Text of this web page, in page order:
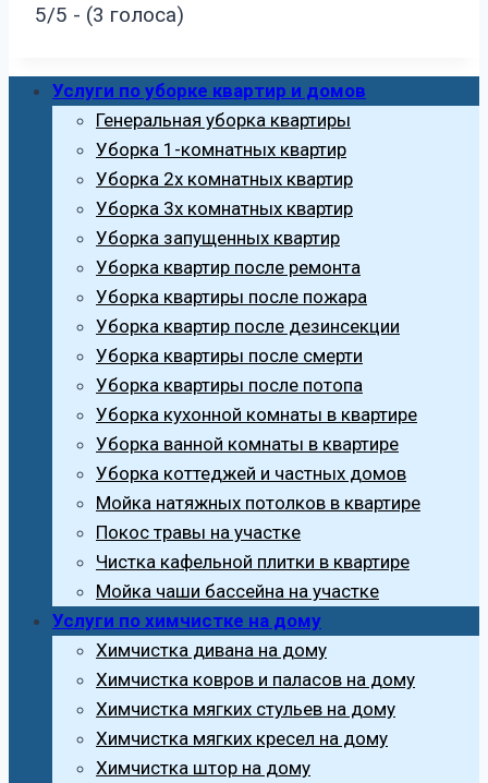
5/5 - (3 голоса)
Услуги по уборке квартир и домов
Генеральная уборка квартиры
Уборка 1-комнатных квартир
Уборка 2х комнатных квартир
Уборка 3х комнатных квартир
Уборка запущенных квартир
Уборка квартир после ремонта
Уборка квартиры после пожара
Уборка квартир после дезинсекции
Уборка квартиры после смерти
Уборка квартиры после потопа
Уборка кухонной комнаты в квартире
Уборка ванной комнаты в квартире
Уборка коттеджей и частных домов
Мойка натяжных потолков в квартире
Покос травы на участке
Чистка кафельной плитки в квартире
Мойка чаши бассейна на участке
Услуги по химчистке на дому
Химчистка дивана на дому
Химчистка ковров и паласов на дому
Химчистка мягких стульев на дому
Химчистка мягких кресел на дому
Химчистка штор на дому